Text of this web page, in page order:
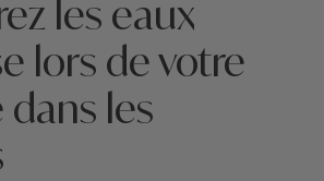
les eaux
lors de votre
dans les